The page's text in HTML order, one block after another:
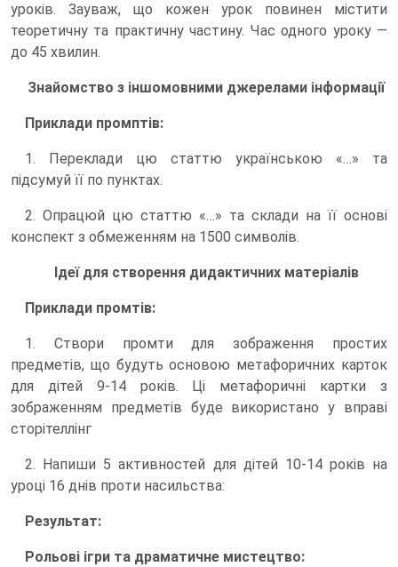
уроків. Зауваж, що кожен урок повинен містити
теоретичну та практичну частину. Час одного уроку —
до 45 хвилин.
Знайомство з іншомовними джерелами інформації
Приклади промптів:
1. Переклади цю статтю українською «…» та
підсумуй її по пунктах.
2. Опрацюй цю статтю «…» та склади на її основі
конспект з обмеженням на 1500 символів.
Ідеї для створення дидактичних матеріалів
Приклади промтів:
1. Створи промти для зображення простих
предметів, що будуть основою метафоричних карток
для дітей 9-14 років. Ці метафоричні картки з
зображенням предметів буде використано у вправі
сторітеллінг
2. Напиши 5 активностей для дітей 10-14 років на
уроці 16 днів проти насильства:
Результат:
Рольові ігри та драматичне мистецтво: